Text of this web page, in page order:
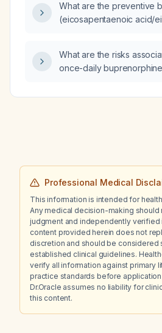
What are the preventive
(eicosapentaenoic acid/
moderate cardiovascular
What are the risks
once-daily
Professional Medical
This information is intended for
Any medical decision-making should
judgment and independently verified
content provided herein does not
discretion and should be considered
established clinical guidelines.
verify all information against primary
practice standards before
Dr.Oracle assumes no liability for
this content.